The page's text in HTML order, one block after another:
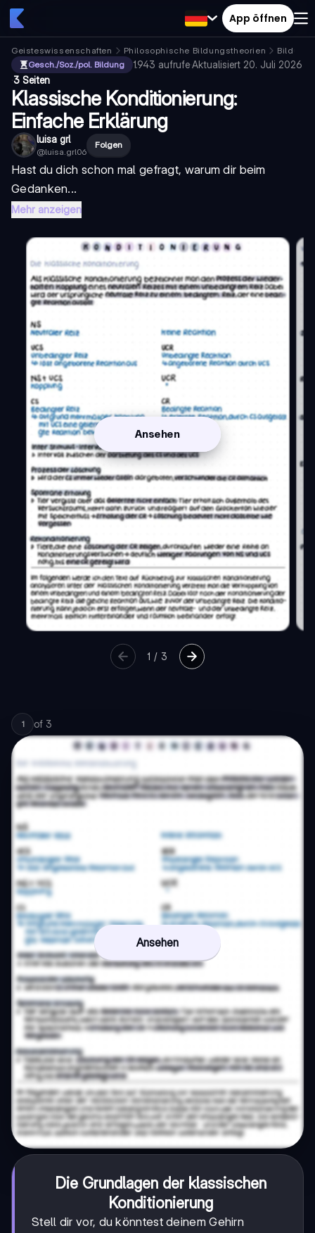
App öffnen
Geisteswissenschaften Philosophische Bildungstheorien
Gesch./Soz./pol. Bildung
1.943 aufrufe·Aktualisiert 20. Juli 2026
·3 Seiten
Klassische Konditionierung:
Einfache Erklärung
luisa grl
@luisa.grl06
Folgen
Hast du dich schon mal gefragt, warum dir beim
Gedanken...
Mehr anzeigen
Ansehen
1 / 3
1 of 3
Ansehen
Die Grundlagen der klassischen
Konditionierung
Stell dir vor, du könntest deinem Gehirn